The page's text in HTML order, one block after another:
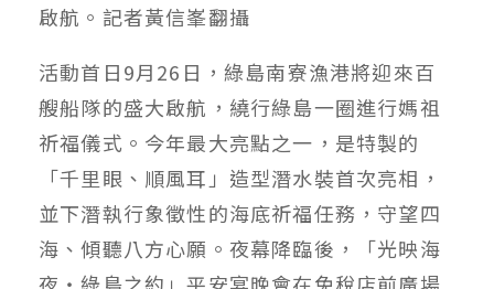
啟航。記者黃信峯翻攝
活動首日9月26日，綠島南寮漁港將迎來百
艘船隊的盛大啟航，繞行綠島一圈進行媽祖
祈福儀式。今年最大亮點之一，是特製的
「千里眼、順風耳」造型潛水裝首次亮相，
並下潛執行象徵性的海底祈福任務，守望四
海、傾聽八方心願。夜幕降臨後，「光映海